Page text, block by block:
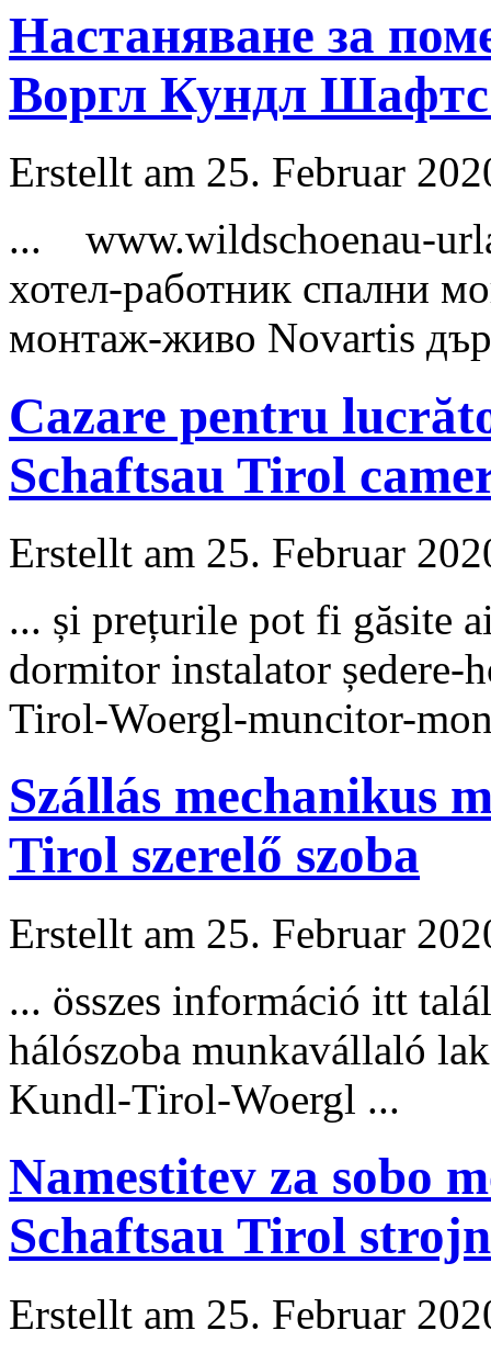
Настаняване за
Воргл Кундл
Erstellt am 25. Februar
... www.wildschoenau-
хотел-работник спални
монтаж-живо Novartis
Cazare pentru
Schaftsau Tirol
Erstellt am 25. Februar
... și prețurile pot fi găsite
dormitor instalator
Tirol-Woergl-muncitor-
Szállás mechanikus
Tirol szerelő szoba
Erstellt am 25. Februar
... összes információ itt
hálószoba munkavállaló
Kundl-Tirol-Woergl ...
Namestitev za sobo
Schaftsau Tirol
Erstellt am 25. Februar